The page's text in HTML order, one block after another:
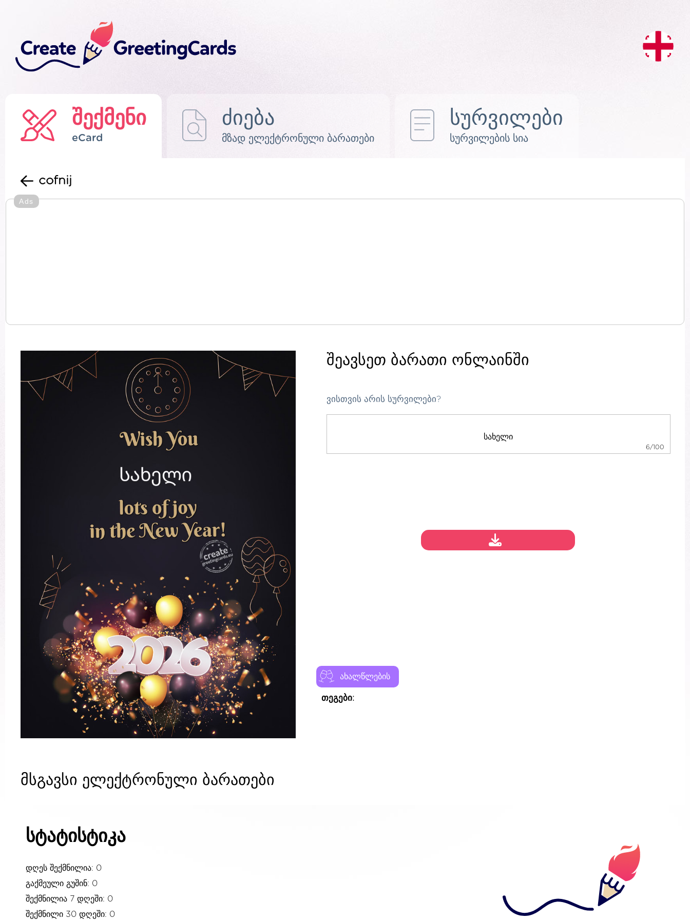
შექმენი
eCard
ძიება
მზად ელექტრონული ბარათები
სურვილები
სურვილების სია
cofnij
Ads
შეავსეთ ბარათი ონლაინში
ვისთვის არის სურვილები?
6/100
ახალწლების
თეგები:
მსგავსი ელექტრონული ბარათები
სტატისტიკა
დღეს შექმნილია: 0
გაქმეული გუშინ: 0
შექმნილია 7 დღეში: 0
შექმნილი 30 დღეში: 0